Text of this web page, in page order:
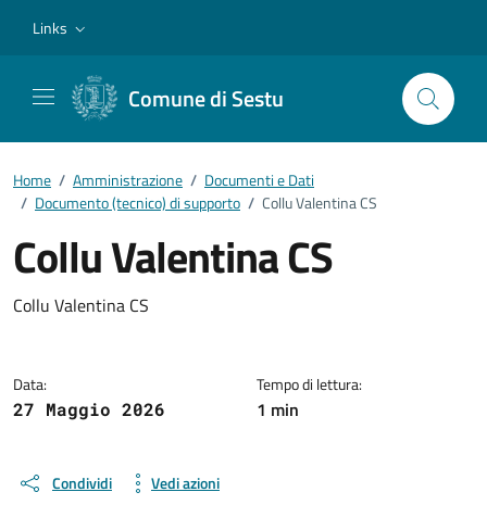
Links
Comune di Sestu
Home / Amministrazione / Documenti e Dati
/ Documento (tecnico) di supporto / Collu Valentina CS
Collu Valentina CS
Dettagli del documento
Collu Valentina CS
Data:
27 Maggio 2026
Tempo di lettura:
1 min
Condividi Vedi azioni